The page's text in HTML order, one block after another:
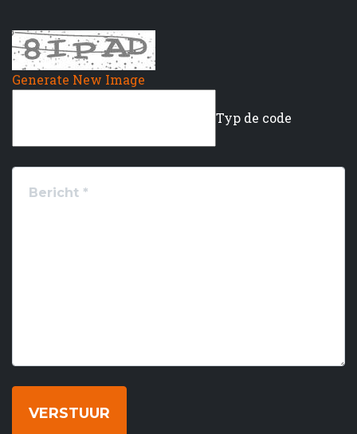
Generate New Image
Typ de code